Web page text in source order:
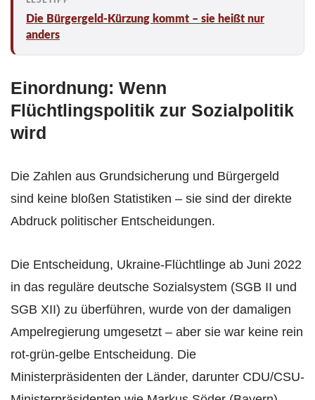
Die Bürgergeld-Kürzung kommt – sie heißt nur
anders
Einordnung: Wenn
Flüchtlingspolitik zur Sozialpolitik
wird
Die Zahlen aus Grundsicherung und Bürgergeld
sind keine bloßen Statistiken – sie sind der direkte
Abdruck politischer Entscheidungen.
Die Entscheidung, Ukraine-Flüchtlinge ab Juni 2022
in das reguläre deutsche Sozialsystem (SGB II und
SGB XII) zu überführen, wurde von der damaligen
Ampelregierung umgesetzt – aber sie war keine rein
rot-grün-gelbe Entscheidung. Die
Ministerpräsidenten der Länder, darunter CDU/CSU-